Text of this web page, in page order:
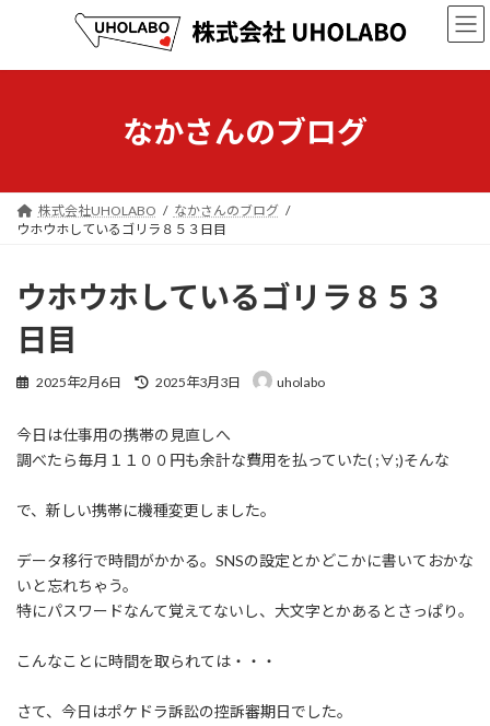
ン
ー
なかさんのブログ
株式会社UHOLABO
なかさんのブログ
ウホウホしているゴリラ８５３日目
ウホウホしているゴリラ８５３
日目
2025年2月6日
最
新
日
2025年3月3日 uholabo
今日は仕事用の携帯の見直しへ
調べたら毎月１１００円も余計な費用を払っていた( ;∀;)そんな
で、新しい携帯に機種変更しました。
データ移行で時間がかかる。SNSの設定とかどこかに書いておかな
いと忘れちゃう。
特にパスワードなんて覚えてないし、大文字とかあるとさっぱり。
こんなことに時間を取られては・・・
さて、今日はポケドラ訴訟の控訴審期日でした。